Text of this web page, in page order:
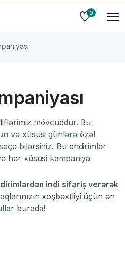
0
mövcuddur. Bu
və xüsusi günlərə özəl
bilərsiniz. Bu endirimlər
hər xüsusi kampaniya
indi sifariş verərək
xoşbəxtliyi üçün ən
burada!